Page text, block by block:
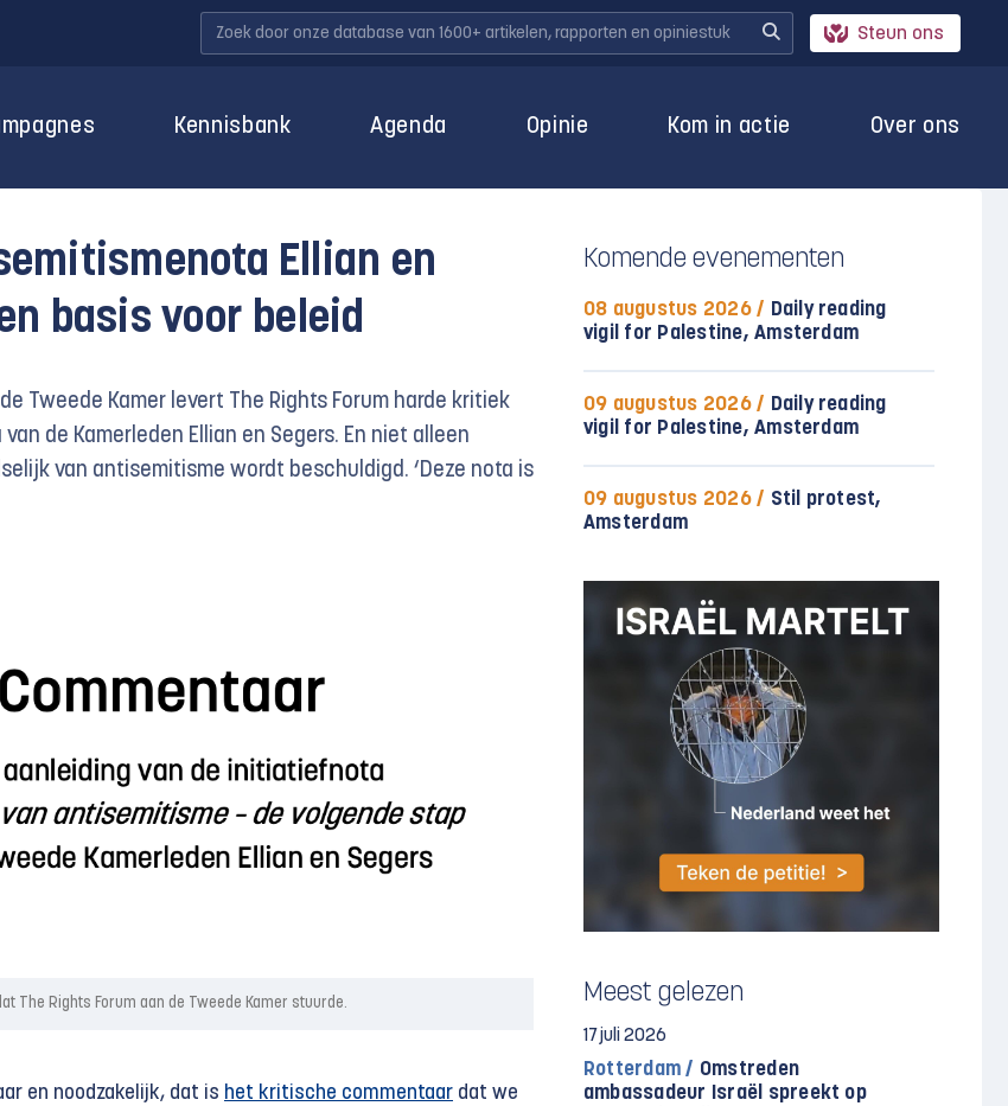
Steun ons
Kennisbank Agenda Opinie Kom in actie Over ons
Ellian en
basis voor beleid
Tweede Kamer levert The Rights Forum harde kritiek
de Kamerleden Ellian en Segers. En niet alleen
van antisemitisme wordt beschuldigd. ‘Deze nota is
The Rights Forum aan de Tweede Kamer stuurde.
en noodzakelijk, dat is het kritische commentaar dat we
Komende evenementen
08 augustus 2026 / Daily reading
vigil for Palestine, Amsterdam
09 augustus 2026 / Daily reading
vigil for Palestine, Amsterdam
09 augustus 2026 / Stil protest,
Amsterdam
Meest gelezen
17 juli 2026
Rotterdam / Omstreden
ambassadeur Israël spreekt op